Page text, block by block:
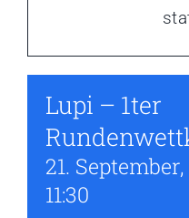
Lupi – 1ter
21.
11:30